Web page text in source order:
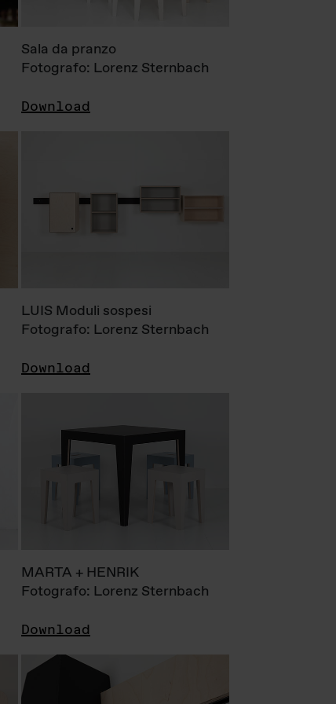
Sala da pranzo
Fotografo: Lorenz Sternbach
Download
LUIS Moduli sospesi
Fotografo: Lorenz Sternbach
Download
MARTA + HENRIK
Fotografo: Lorenz Sternbach
Download